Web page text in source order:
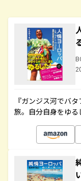
『ガンジス河でバ
旅。自分自身をゆる